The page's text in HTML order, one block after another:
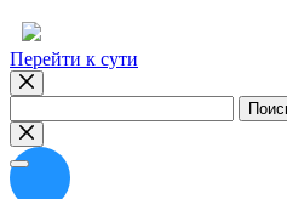
Перейти к сути